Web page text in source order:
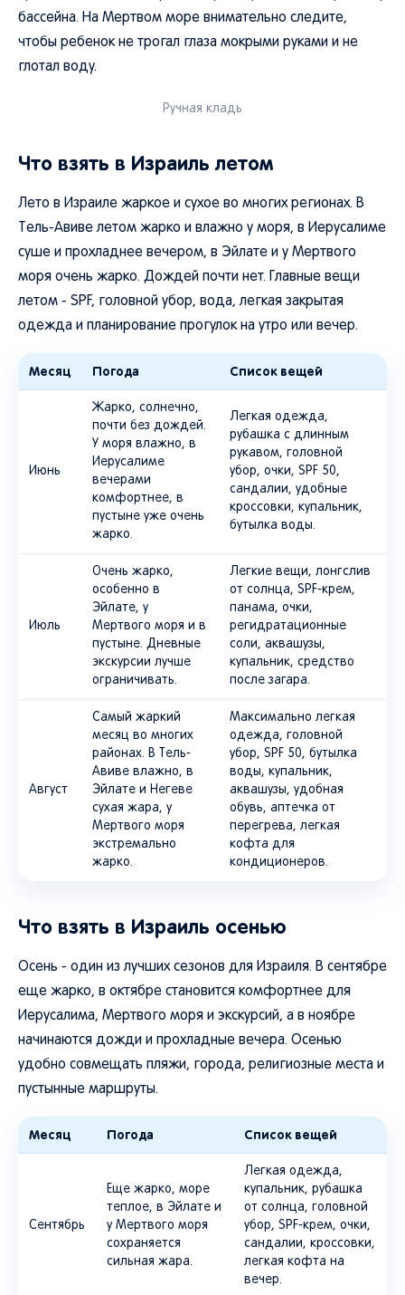
бассейна. На Мертвом море внимательно следите,
чтобы ребенок не трогал глаза мокрыми руками и не
глотал воду.
Ручная кладь
Что взять в Израиль летом
Лето в Израиле жаркое и сухое во многих регионах. В
Тель-Авиве летом жарко и влажно у моря, в Иерусалиме
суше и прохладнее вечером, в Эйлате и у Мертвого
моря очень жарко. Дождей почти нет. Главные вещи
летом - SPF, головной убор, вода, легкая закрытая
одежда и планирование прогулок на утро или вечер.
Месяц Погода Список вещей
Июнь
Жарко, солнечно,
почти без дождей.
У моря влажно, в
Иерусалиме
вечерами
комфортнее, в
пустыне уже очень
жарко.
Легкая одежда,
рубашка с длинным
рукавом, головной
убор, очки, SPF 50,
сандалии, удобные
кроссовки, купальник,
бутылка воды.
Июль
Очень жарко,
особенно в
Эйлате, у
Мертвого моря и в
пустыне. Дневные
экскурсии лучше
ограничивать.
Легкие вещи, лонгслив
от солнца, SPF-крем,
панама, очки,
регидратационные
соли, аквашузы,
купальник, средство
после загара.
Август
Самый жаркий
месяц во многих
районах. В Тель-
Авиве влажно, в
Эйлате и Негеве
сухая жара, у
Мертвого моря
экстремально
жарко.
Максимально легкая
одежда, головной
убор, SPF 50, бутылка
воды, купальник,
аквашузы, удобная
обувь, аптечка от
перегрева, легкая
кофта для
кондиционеров.
Что взять в Израиль осенью
Осень - один из лучших сезонов для Израиля. В сентябре
еще жарко, в октябре становится комфортнее для
Иерусалима, Мертвого моря и экскурсий, а в ноябре
начинаются дожди и прохладные вечера. Осенью
удобно совмещать пляжи, города, религиозные места и
пустынные маршруты.
Месяц Погода Список вещей
Сентябрь
Еще жарко, море
теплое, в Эйлате и
у Мертвого моря
сохраняется
сильная жара.
Легкая одежда,
купальник, рубашка
от солнца, головной
убор, SPF-крем, очки,
сандалии, кроссовки,
легкая кофта на
вечер.